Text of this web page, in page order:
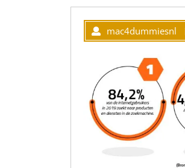
mac4dummiesnl